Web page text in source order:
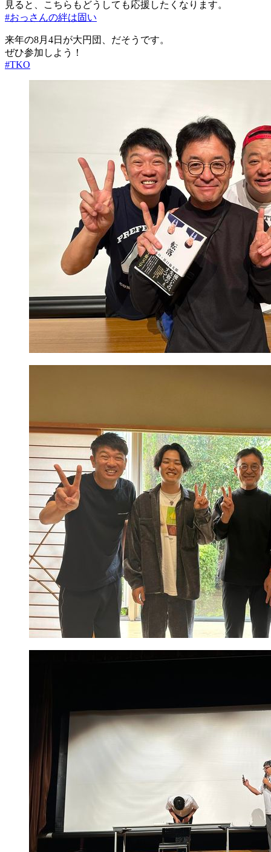
見ると、こちらもどうしても応援したくなります。
#おっさんの絆は固い
来年の8月4日が大円団、だそうです。
ぜひ参加しよう！
#TKO